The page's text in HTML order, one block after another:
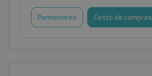
Pormenores Cesto de compras